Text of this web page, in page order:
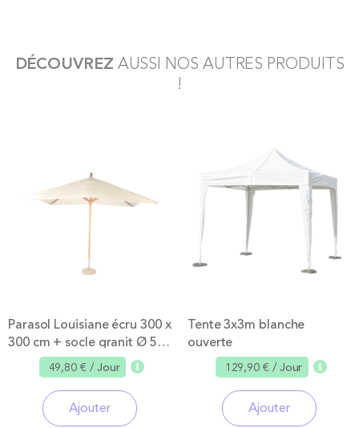
DÉCOUVREZAUSSI NOS AUTRES PRODUITS
!
Parasol Louisiane écru 300 x
300 cm + socle granit Ø 50
49,80 €/ Jour
Ajouter
Tente 3x3m blanche
ouverte
129,90 €/ Jour
Ajouter